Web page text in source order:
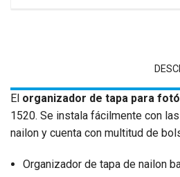
El organizador de tapa para
1520. Se instala fácilmente con
nailon y cuenta con multitud de
Organizador de tapa de nailon